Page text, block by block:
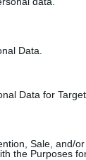
Data.
Data for
Sale, and/
the Purposes